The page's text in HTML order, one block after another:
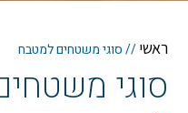
ראשי//סוגי משטחים למטבח
סוגי